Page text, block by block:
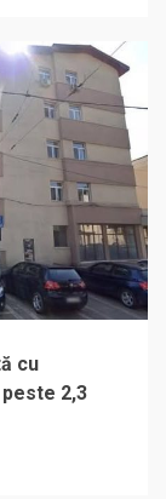
cu
2,3